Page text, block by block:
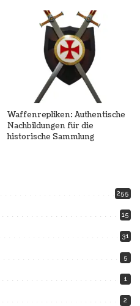
Waffenrepliken: Authentische
Nachbildungen für die
historische Sammlung
255
15
31
5
1
2